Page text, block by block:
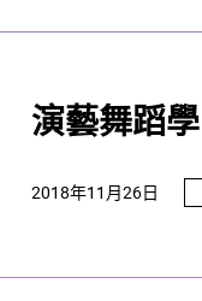
演藝舞蹈
2018年11月26日